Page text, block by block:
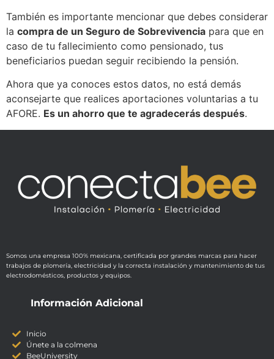
También es importante mencionar que debes considerar
la compra de un Seguro de Sobrevivencia para que en
caso de tu fallecimiento como pensionado, tus
beneficiarios puedan seguir recibiendo la pensión.
Ahora que ya conoces estos datos, no está demás
aconsejarte que realices aportaciones voluntarias a tu
AFORE. Es un ahorro que te agradecerás después.
Somos una empresa 100% mexicana, certificada por grandes marcas para hacer
trabajos de plomería, electricidad y la correcta instalación y mantenimiento de tus
electrodomésticos, productos y equipos.
Información Adicional
Inicio
Únete a la colmena
BeeUniversity